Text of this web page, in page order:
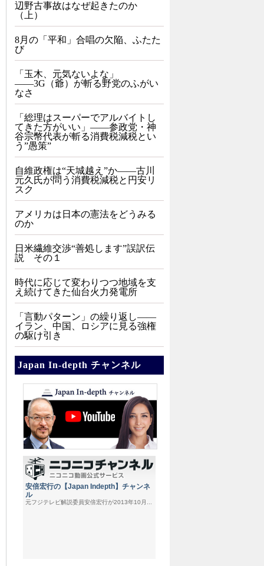
辺野古事故はなぜ起きたのか
（上）
8月の「平和」合唱の欠陥、ふたた
び
「玉木、元気ないよな」
――3G（爺）が斬る野党のふがい
なさ
「総理はスーパーでアルバイトし
てきた方がいい」――参政党・神
谷宗幣代表が斬る消費税減税とい
う”愚策”
自維政権は“天城越え”か――古川
元久氏が問う消費税減税と円安リ
スク
アメリカは日本の憲法をどうみる
のか
日米繊維交渉“善処します”誤訳伝
説 その１
時代に応じて変わりつつ地域を支
え続けてきた仙台火力発電所
「言動パターン」の繰り返し――
イラン、中国、ロシアに見る強権
の駆け引き
Japan In-depth チャンネル